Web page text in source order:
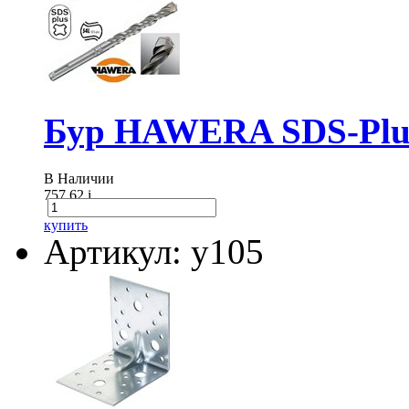
Бур HAWERA SDS-
В Наличии
757.62i
купить
Артикул: у105